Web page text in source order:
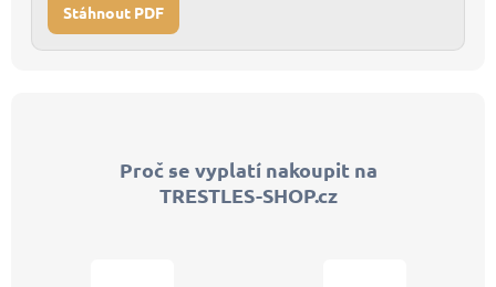
Stáhnout PDF
Proč se vyplatí nakoupit na
TRESTLES-SHOP.cz